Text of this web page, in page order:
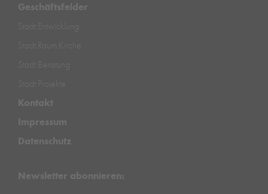
Geschäftsfelder
Stadt.Entwicklung
Stadt.Raum.Kirche
Stadt.Beratung
Stadt.Projekte
Kontakt
Impressum
Datenschutz
Newsletter abonnieren: